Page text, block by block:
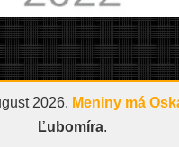
2026. Meniny má
Ľubomíra.